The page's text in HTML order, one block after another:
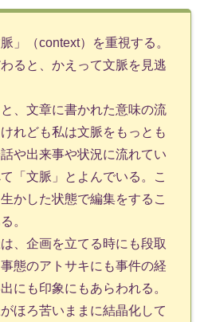
」（context）を重視する。
ると、かえって文脈を見逃
、文章に書かれた意味の流
れども私は文脈をもっとも
や出来事や状況に流れてい
「文脈」とよんでいる。こ
かした状態で編集をするこ
。
、企画を立てる時にも段取
態のアトサキにも事件の経
にも印象にもあらわれる。
ほろ苦いままに結晶化して